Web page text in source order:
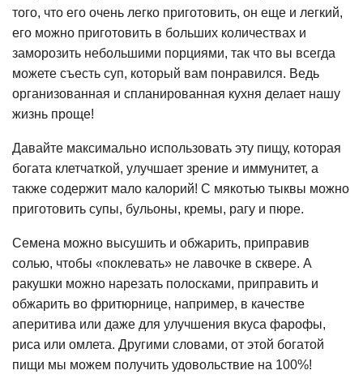
того, что его очень легко приготовить, он еще и легкий,
его можно приготовить в больших количествах и
заморозить небольшими порциями, так что вы всегда
можете съесть суп, который вам понравился. Ведь
организованная и спланированная кухня делает нашу
жизнь проще!
Давайте максимально использовать эту пищу, которая
богата клетчаткой, улучшает зрение и иммунитет, а
также содержит мало калорий! С мякотью тыквы можно
приготовить супы, бульоны, кремы, рагу и пюре.
Семена можно высушить и обжарить, приправив
солью, чтобы «поклевать» не лавочке в сквере. А
ракушки можно нарезать полосками, приправить и
обжарить во фритюрнице, например, в качестве
аперитива или даже для улучшения вкуса фарофы,
риса или омлета. Другими словами, от этой богатой
пищи мы можем получить удовольствие на 100%!